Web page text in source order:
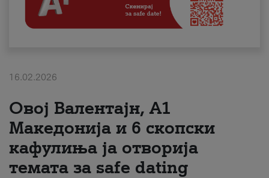
Надополни кредит
Плати сметка
#ПодобарОнлајн
16.02.2026
Овој Валентајн, A1
Македонија и 6 скопски
кафулиња ја отворија
темата за safe dating